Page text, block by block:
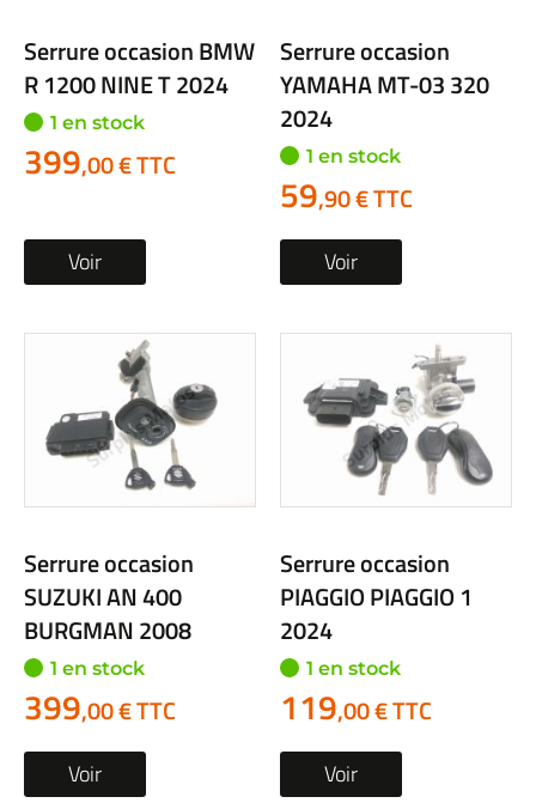
Serrure occasion BMW
R 1200 NINE T 2024
1 en stock
399,00 € TTC
Voir
Serrure occasion
YAMAHA MT-03 320
2024
1 en stock
59,90 € TTC
Voir
Serrure occasion
SUZUKI AN 400
BURGMAN 2008
1 en stock
399,00 € TTC
Voir
Serrure occasion
PIAGGIO PIAGGIO 1
2024
1 en stock
119,00 € TTC
Voir